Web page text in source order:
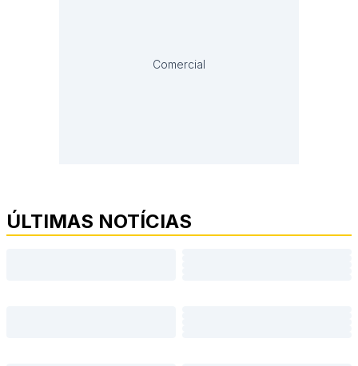
Comercial
ÚLTIMAS NOTÍCIAS